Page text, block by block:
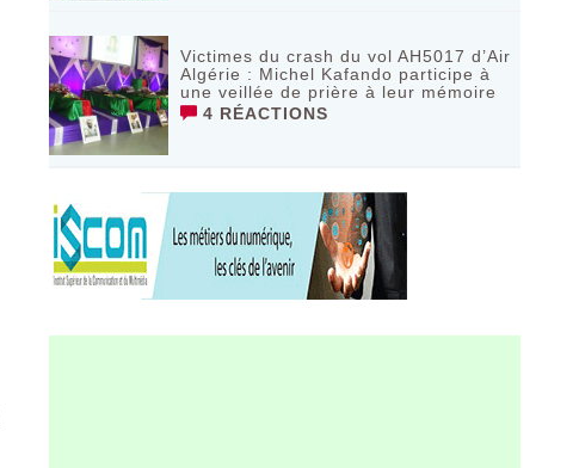
Victimes du crash du vol AH5017 d’Air
Algérie : Michel Kafando participe à
une veillée de prière à leur mémoire
4 RÉACTIONS